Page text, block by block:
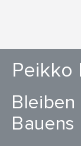
Peikko
Bleiben
Bauens